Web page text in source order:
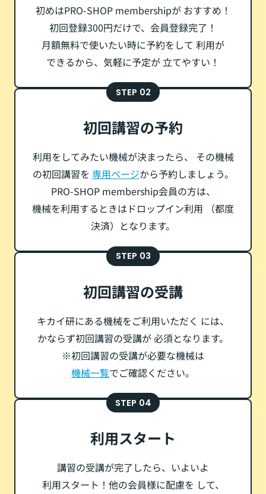
初めはPRO-SHOP membershipがおすすめ！
初回登録300円だけで、会員登録完了！
月額無料で使いたい時に予約をして 利用が
できるから、気軽に予定が 立てやすい！
STEP 02
初回講習の予約
利用をしてみたい機械が決まったら、
その機械
の初回講習を 専用ページから予約しましょう。
PRO-SHOP membership会員の方は、
機械を利用するときはドロップイン利用 （都度
決済）となります。
STEP 03
初回講習の受講
キカイ研にある機械をご利用いただく には、
かならず初回講習の受講が必須となります。
※初回講習の受講が必要な機械は
機械一覧でご確認ください。
STEP 04
利用スタート
講習の受講が完了したら、いよいよ
利用スタート！他の会員様に配慮を して、